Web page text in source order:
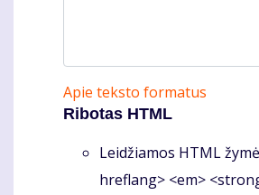
Apie teksto formatus
Ribotas HTML
Leidžiamos HTML
hreflang> <em>